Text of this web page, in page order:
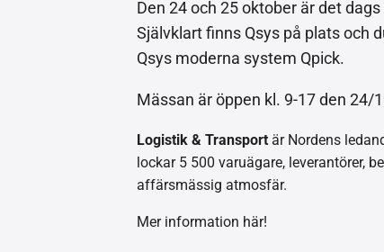
Den 24 och 25 oktober är det
Självklart finns Qsys på plats och
Qsys moderna system Qpick.
Mässan är öppen kl. 9-17 den 24/
Logistik & Transport är Nordens
lockar 5 500 varuägare, leverantörer,
affärsmässig atmosfär.
Mer information här!